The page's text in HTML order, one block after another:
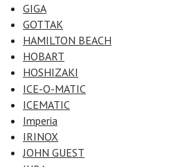
GIGA
GOTTAK
HAMILTON BEACH
HOBART
HOSHIZAKI
ICE-O-MATIC
ICEMATIC
Imperia
IRINOX
JOHN GUEST